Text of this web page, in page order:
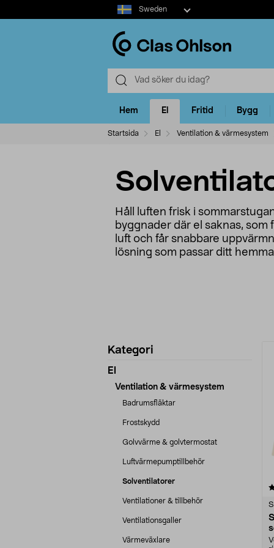
Select
market
Sweden
Hem El Fritid Bygg
Startsida El Ventilation & värmesystem
Håll luften frisk i
byggnader där el saknas,
luft och får snabbare
lösning som passar ditt
Förfina
produkter
Kategori
El
Ventilation & värmesystem
Badrumsfläktar
Frostskydd
Golvvärme & golvtermostat
Luftvärmepumptillbehör
Solventilatorer
Ventilationer & tillbehör
Ventilationsgaller
Värmeväxlare